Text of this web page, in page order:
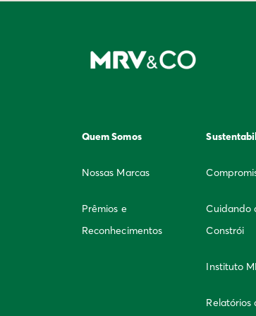
Quem Somos
Nossas Marcas
Prêmios e
Reconhecimentos
Cuidando
Constrói
Instituto
Relatórios